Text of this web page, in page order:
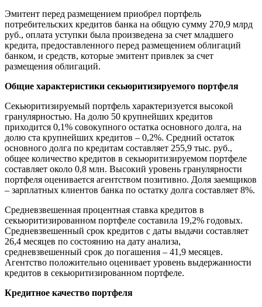
Эмитент перед размещением приобрел портфель
потребительских кредитов банка на общую сумму 270,9 млрд
руб., оплата уступки была произведена за счет младшего
кредита, предоставленного перед размещением облигаций
банком, и средств, которые эмитент привлек за счет
размещения облигаций.
Общие характеристики секьюритизируемого портфеля
Секьюритизируемый портфель характеризуется высокой
гранулярностью. На долю 50 крупнейших кредитов
приходится 0,1% совокупного остатка основного долга, на
долю ста крупнейших кредитов – 0,2%. Средний остаток
основного долга по кредитам составляет 255,9 тыс. руб.,
общее количество кредитов в секьюритизируемом портфеле
составляет около 0,8 млн. Высокий уровень гранулярности
портфеля оценивается агентством позитивно. Доля заемщиков
– зарплатных клиентов банка по остатку долга составляет 8%.
Средневзвешенная процентная ставка кредитов в
секьюритизированном портфеле составила 19,2% годовых.
Средневзвешенный срок кредитов с даты выдачи составляет
26,4 месяцев по состоянию на дату анализа,
средневзвешенный срок до погашения – 41,9 месяцев.
Агентство положительно оценивает уровень выдержанности
кредитов в секьюритизированном портфеле.
Кредитное качество портфеля